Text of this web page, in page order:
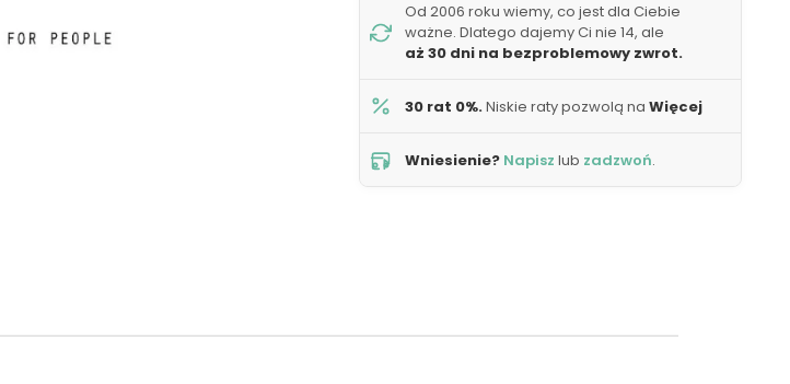
Od 2006 roku wiemy, co jest dla Ciebie
ważne. Dlatego dajemy Ci nie 14, ale
aż 30 dni na bezproblemowy zwrot.
30 rat 0%.Niskie raty pozwolą na Więcej
Wniesienie? Napisz lub zadzwoń.